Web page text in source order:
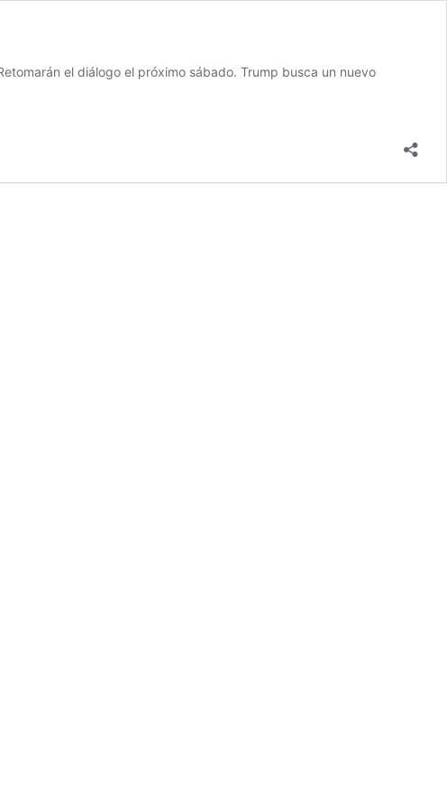
el diálogo el próximo sábado. Trump busca un nuevo